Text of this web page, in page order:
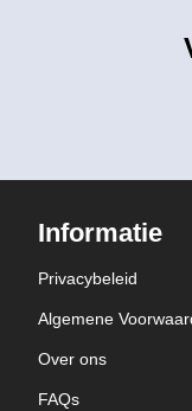
Informatie
Privacybeleid
Algemene
Over ons
FAQs